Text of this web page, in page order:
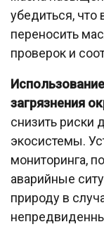
убедиться, что
переносить
проверок и
загрязнения
снизить риски
экосистемы.
мониторинга,
аварийные
природу в